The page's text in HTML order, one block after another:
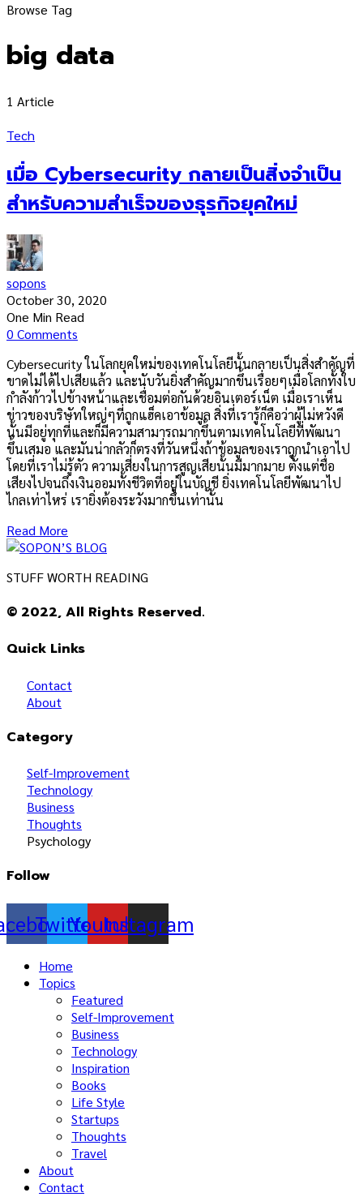
Browse Tag
big data
1 Article
Tech
เมื่อ Cybersecurity กลายเป็นสิ่งจำเป็น
สำหรับความสำเร็จของธุรกิจยุคใหม่
sopons
October 30, 2020
One Min Read
0 Comments
Cybersecurity ในโลกยุคใหม่ของเทคโนโลยีนั้นกลายเป็นสิ่งสำคัญที่
ขาดไม่ได้ไปเสียแล้ว และนับวันยิ่งสำคัญมากขึ้นเรื่อยๆเมื่อโลกทั้งใบ
กำลังก้าวไปข้างหน้าและเชื่อมต่อกันด้วยอินเตอร์เน็ต เมื่อเราเห็น
ข่าวของบริษัทใหญ่ๆที่ถูกแฮ็คเอาข้อมูล สิ่งที่เรารู้ก็คือว่าผู้ไม่หวังดี
นั้นมีอยู่ทุกที่และก็มีความสามารถมากขึ้นตามเทคโนโลยีที่พัฒนา
ขึ้นเสมอ และมันน่ากลัวก็ตรงที่วันหนึ่งถ้าข้อมูลของเราถูกนำเอาไป
โดยที่เราไม่รู้ตัว ความเสี่ยงในการสูญเสียนั้นมีมากมาย ตั้งแต่ชื่อ
เสียงไปจนถึงเงินออมทั้งชีวิตที่อยู่ในบัญชี ยิ่งเทคโนโลยีพัฒนาไป
ไกลเท่าไหร่ เรายิ่งต้องระวังมากขึ้นเท่านั้น
Read More
STUFF WORTH READING
© 2022, All Rights Reserved.
Quick Links
Contact
About
Category
Self-Improvement
Technology
Business
Thoughts
Psychology
Follow
TwitterYoutube
Instagram
Home
Topics
Featured
Self-Improvement
Business
Technology
Inspiration
Books
Life Style
Startups
Thoughts
Travel
About
Contact